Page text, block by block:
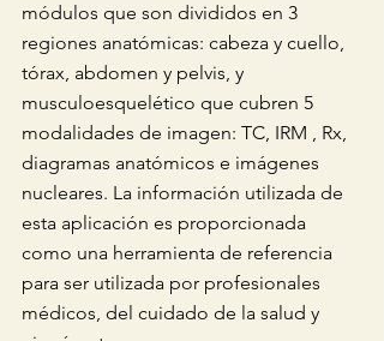
módulos que son divididos en 3
regiones anatómicas: cabeza y cuello,
tórax, abdomen y pelvis, y
musculoesquelético que cubren 5
modalidades de imagen: TC, IRM , Rx,
diagramas anatómicos e imágenes
nucleares. La información utilizada de
esta aplicación es proporcionada
como una herramienta de referencia
para ser utilizada por profesionales
médicos, del cuidado de la salud y